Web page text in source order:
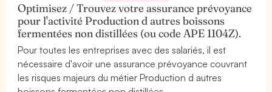
Optimisez / Trouvez votre assurance prévoyance
pour l'activité Production d autres boissons
fermentées non distillées (ou code APE 1104Z).
Pour toutes les entreprises avec des salariés, il est
nécessaire d'avoir une assurance prévoyance couvrant
les risques majeurs du métier Production d autres